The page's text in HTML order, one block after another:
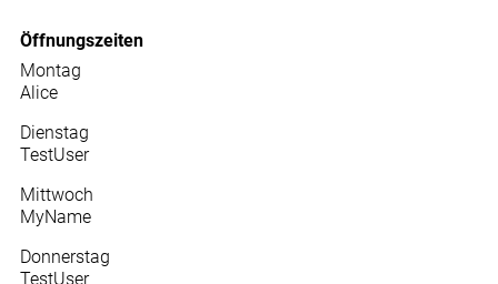
Öffnungszeiten
Montag
Alice
Dienstag
TestUser
Mittwoch
MyName
Donnerstag
TestUser